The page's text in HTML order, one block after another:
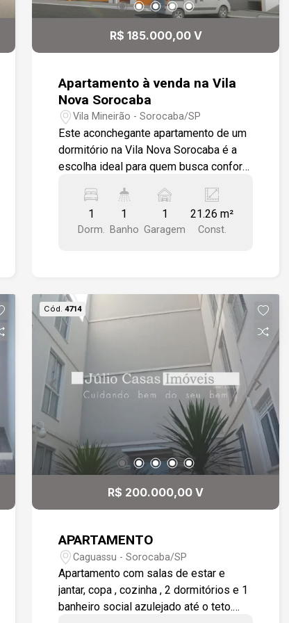
R$ 185.000,00 V
Apartamento à venda na Vila
Nova Sorocaba
Vila Mineirão - Sorocaba/SP
Este aconchegante apartamento de um
dormitório na Vila Nova Sorocaba é a
escolha ideal para quem busca conforto
todos os cômodos, ele oferece fácil
manutenção e um ambiente agradável.
O forro de gesso complementa o
garantindo comodidade no dia a dia.
Localizado em uma região repleta de
comércios variados e com acesso
facilitado a diferentes pontos da
cidade, este imóvel é perfeito para
quem deseja morar bem, com tudo o
que precisa ao seu redor. Não perca
essa oportunidade de garantir seu novo
1
Dorm.
1
Banho
1
Garagem
21.26 m²
Const.
Cód. 4714
R$ 200.000,00 V
APARTAMENTO
Caguassu - Sorocaba/SP
Apartamento com salas de estar e
jantar, copa , cozinha , 2 dormitórios e 1
banheiro social azulejado até o teto.